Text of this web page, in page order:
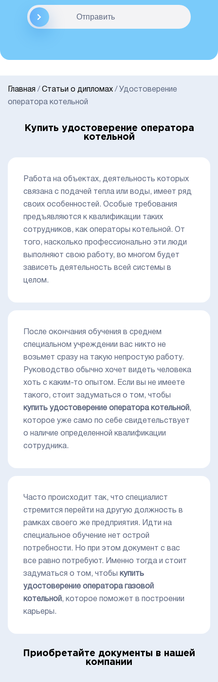
Отправить
Главная / Статьи о дипломах / Удостоверение
оператора котельной
Купить удостоверение оператора
котельной
Работа на объектах, деятельность которых
связана с подачей тепла или воды, имеет ряд
своих особенностей. Особые требования
предъявляются к квалификации таких
сотрудников, как операторы котельной. От
того, насколько профессионально эти люди
выполняют свою работу, во многом будет
зависеть деятельность всей системы в
целом.
После окончания обучения в среднем
специальном учреждении вас никто не
возьмет сразу на такую непростую работу.
Руководство обычно хочет видеть человека
хоть с каким-то опытом. Если вы не имеете
такого, стоит задуматься о том, чтобы
купить удостоверение оператора котельной ,
которое уже само по себе свидетельствует
о наличие определенной квалификации
сотрудника.
Часто происходит так, что специалист
стремится перейти на другую должность в
рамках своего же предприятия. Идти на
специальное обучение нет острой
потребности. Но при этом документ с вас
все равно потребуют. Именно тогда и стоит
задуматься о том, чтобы
купить
удостоверение оператора газовой
котельной , которое поможет в построении
карьеры.
Приобретайте документы в нашей
компании